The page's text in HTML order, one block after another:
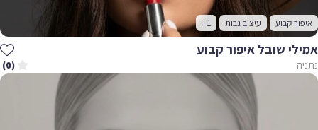
איפור קבוע עיצוב גבות +1
אמילי שובל איפור קבוע
נתניה (0)